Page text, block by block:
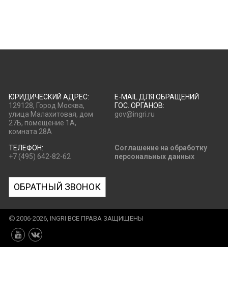
ЮРИДИЧЕСКИЙ АДРЕС:
129128, Город Москва,
улица Малахитовая, дом
27Б, помещение 1А,
комната 28А
E-MAIL ДЛЯ ОБРАЩЕНИЙ
ГОС. ОРГАНОВ:
gov@ingri.ru
ТЕЛЕФОН:
+7 (495) 642-82-62
Соглашение на обработку
персональных данных
ОБРАТНЫЙ ЗВОНОК
2006-2026, INGRI ВСЕ ПРАВА ЗАЩИЩЕНЫ